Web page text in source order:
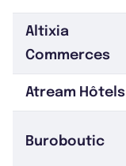
Altixia
Commerces
Atream Hôtels
Buroboutic